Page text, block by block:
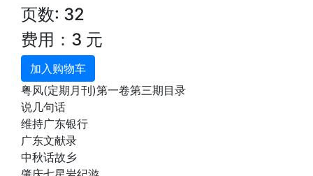
页数: 32
费用：3 元
加入购物车
粤风(定期月刊)第一卷第三期目录
说几句话
维持广东银行
广东文献录
中秋话故乡